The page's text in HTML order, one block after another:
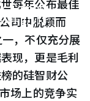
Combo
v1.2/v1.1
v3.1
每年公布最佳
司中脱颖而
，不仅充分展
现，更是毛利
的硅智财公
场上的竞争实